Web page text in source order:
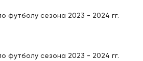
футболу сезона 2023 - 2024 гг.
футболу сезона 2023 - 2024 гг.